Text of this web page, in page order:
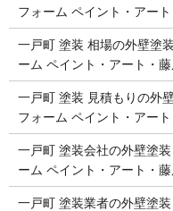
フォーム ペイント・アー
一戸町 塗装 相場の外壁塗
ーム ペイント・アート・
一戸町 塗装 見積もりの外
フォーム ペイント・アー
一戸町 塗装会社の外壁塗
ーム ペイント・アート・
一戸町 塗装業者の外壁塗